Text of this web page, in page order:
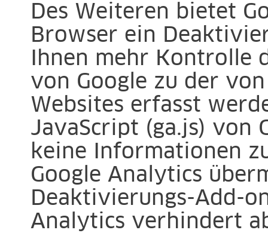
Des Weiteren bietet
Browser ein
Ihnen mehr Kontrolle
von Google zu der
Websites erfasst
JavaScript (ga.js) von
keine Informationen
Google Analytics
Deaktivierungs-Add-
Analytics verhindert